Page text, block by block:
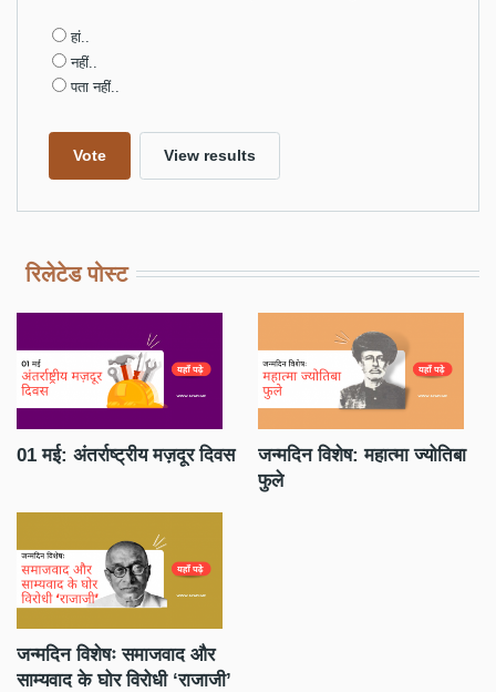
Choices
हां..
नहीं..
पता नहीं..
रिलेटेड पोस्ट
01 मई: अंतर्राष्ट्रीय मज़दूर दिवस
जन्मदिन विशेष: महात्मा ज्योतिबा
फुले
जन्मदिन विशेषः समाजवाद और
साम्यवाद के घोर विरोधी ‘राजाजी’